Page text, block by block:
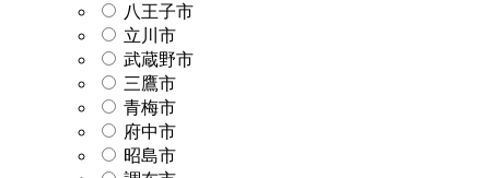
八王子市
立川市
武蔵野市
三鷹市
青梅市
府中市
昭島市